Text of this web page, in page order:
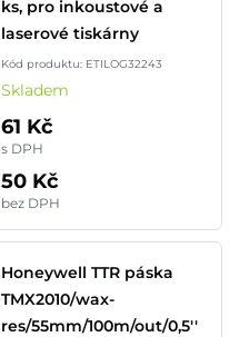
ks, pro inkoustové a
laserové tiskárny
Kód produktu: ETILOG32243
Skladem
61 Kč
s DPH
50 Kč
bez DPH
Honeywell TTR páska
TMX2010/wax-
res/55mm/100m/out/0,5''